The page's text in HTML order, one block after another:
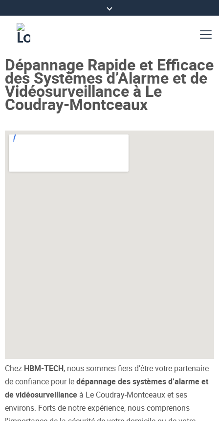
Dépannage Rapide et Efficace
des Systèmes d’Alarme et de
Vidéosurveillance à Le
Coudray-Montceaux
Chez HBM-TECH, nous sommes fiers d’être votre partenaire
de confiance pour ledépannage des systèmes d’alarme et
de vidéosurveillance à Le Coudray-Montceaux et ses
environs. Forts de notre expérience, nous comprenons